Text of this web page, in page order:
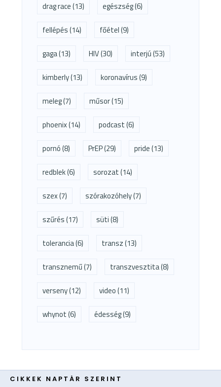
drag race(13) egészség(6)
fellépés(14) főétel(9)
gaga(13) HIV(30) interjú(53)
kimberly(13) koronavírus(9)
meleg(7) műsor(15)
phoenix(14) podcast(6)
pornó(8) PrEP(29) pride(13)
redblek(6) sorozat(14)
szex(7) szórakozóhely(7)
szűrés(17) süti(8)
tolerancia(6) transz(13)
transznemű(7) transzvesztita(8)
verseny(12) video(11)
whynot(6) édesség(9)
CIKKEK NAPTÁR SZERINT